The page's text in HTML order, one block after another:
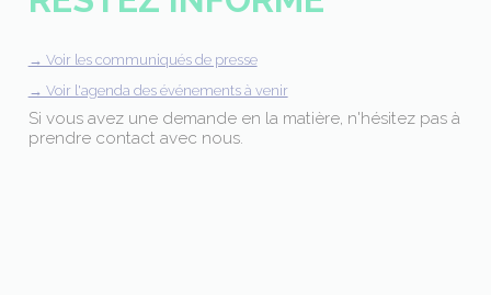
→ Voir les communiqués de presse
→ Voir l'agenda des événements à venir
Si vous avez une demande en la matière, n'hésitez pas à
prendre contact avec nous.